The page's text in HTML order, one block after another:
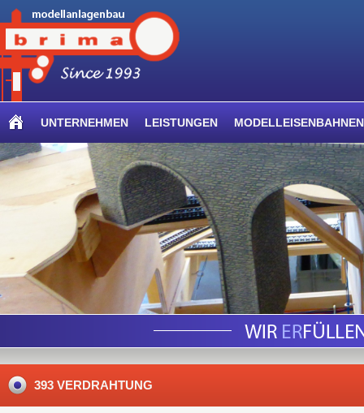
UNTERNEHMEN LEISTUNGEN MODELLEISENBAHNEN
393 VERDRAHTUNG